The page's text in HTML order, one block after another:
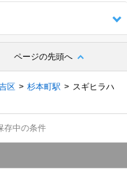
ページの先頭へ
区 杉本町駅
スギヒラハ
存中の条件